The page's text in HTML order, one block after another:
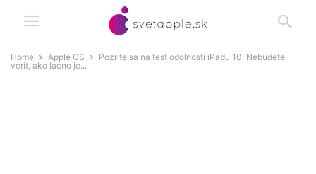
Home Apple OS
Pozrite sa na test odolnosti iPadu 10. Nebudete
veriť, ako lacno je...